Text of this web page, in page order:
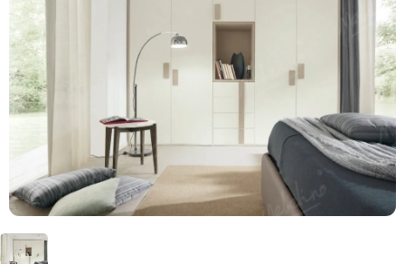
Каталог мебели на заказ
О компании
Оплата и доставка
Рассрочка и кредит